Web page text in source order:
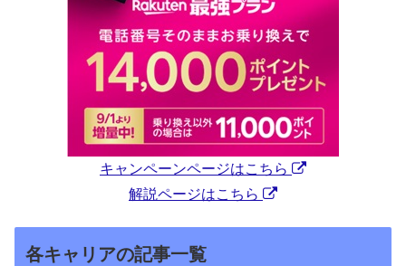
キャンペーンページはこちら
解説ページはこちら
各キャリアの記事一覧